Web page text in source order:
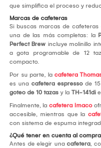
que simplifica el proceso y
Marcas de cafeteras
Si buscas marcas de
una de las más completas: la
Perfect Brew incluye molinillo
a gota programable de 12
compacto.
Por su parte, la cafetera
es una cafetera espresso de
goteo de 10 tazas y la TH-141di
Finalmente, la cafetera Imaco
accesible, mientras que la
con sistema de espuma
¿Qué tener en cuenta al
Antes de elegir una cafetera,